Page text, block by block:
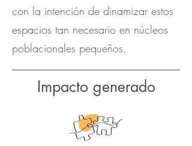
con la intención de dinamizar estos
espacios tan necesario en núcleos
poblacionales pequeños.
Impacto generado